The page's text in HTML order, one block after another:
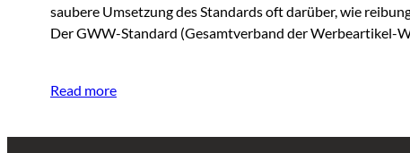
saubere Umsetzung des Standards oft darüber, wie
Der GWW-Standard (Gesamtverband der
Read more